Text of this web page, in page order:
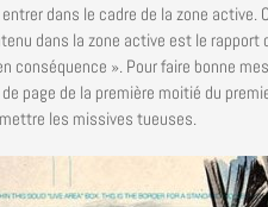
dans le cadre de la zone active.
dans la zone active est le rapport
conséquence ». Pour faire bonne
page de la première moitié du
les missives tueuses.